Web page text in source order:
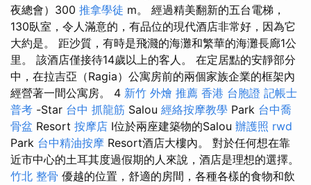
夜總會）300 推拿學徒 m。 經過精美翻新的五台電梯，
130臥室，令人滿意的，有品位的現代酒店非常好，因為它
大約是。 距沙質，有時是飛濺的海灘和繁華的海灘長廊1公
里。 該酒店僅接待14歲以上的客人。 在定居點​​的安靜部分
中，在拉吉亞（Ragia）公寓房前的兩個家族企業的框架內
經營著一間公寓房。 4 新竹 外燴 推薦 香港 台胞證 記帳士
普考 -Star 台中 抓龍筋 Salou 經絡按摩教學 Park 台中喬
骨盆 Resort 按摩店 I位於兩座建築物的Salou 辦護照 rwd
Park 台中精油按摩 Resort酒店大樓內。 對於任何想在靠
近市中心的土耳其度過假期的人來說，酒店是理想的選擇。
竹北 整骨 優越的位置，舒適的房間，各種各樣的食物和飲